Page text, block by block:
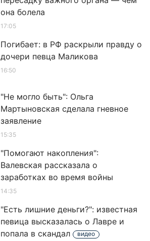
она болела
17:05
Погибает: в РФ раскрыли правду о
дочери певца Маликова
16:50
"Не могло быть": Ольга
Мартыновская сделала гневное
заявление
15:35
"Помогают накопления":
Валевская рассказала о
заработках во время войны
14:35
"Есть лишние деньги?": известная
певица высказалась о Лавре и
попала в скандал
видео